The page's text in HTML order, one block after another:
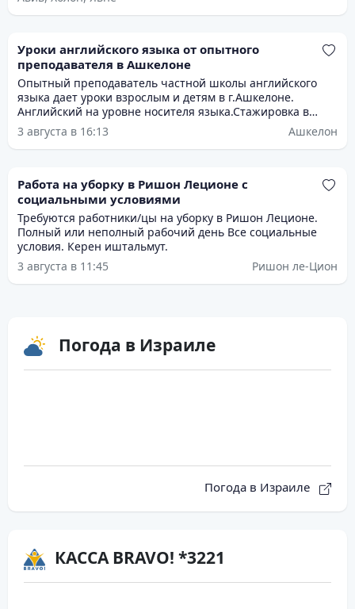
Уроки английского языка от опытного
преподавателя в Ашкелоне
Опытный преподаватель частной школы английского
языка дает уроки взрослым и детям в г.Ашкелоне.
Английский на уровне носителя языка.Стажировка в
Лондоне .Подготовка к багруту и экзаменам,помощь в
выполнении домашних заданий.
3 августа в 16:13 Ашкелон
Работа на уборку в Ришон Леционе с
социальными условиями
Требуются работники/цы на уборку в Ришон Леционе.
Полный или неполный рабочий день Все социальные
условия. Керен иштальмут.
3 августа в 11:45
Ришон ле-Цион
Погода в Израиле
Погода в Израиле
КАССА BRAVO! *3221